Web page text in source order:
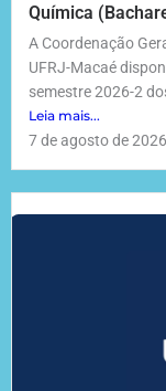
Química
A Coordenação
UFRJ-Macaé
semestre 2026-2
Leia mais...
7 de agosto de 2026